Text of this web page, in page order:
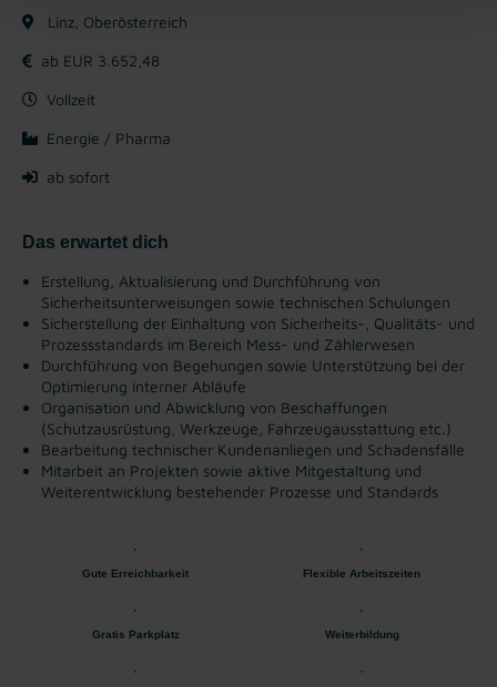
Linz, Oberösterreich
ab EUR 3.652,48
Vollzeit
Energie / Pharma
ab sofort
Das erwartet dich
Erstellung, Aktualisierung und Durchführung von
Sicherheitsunterweisungen sowie technischen Schulungen
Sicherstellung der Einhaltung von Sicherheits-, Qualitäts- und
Prozessstandards im Bereich Mess- und Zählerwesen
Durchführung von Begehungen sowie Unterstützung bei der
Optimierung interner Abläufe
Organisation und Abwicklung von Beschaffungen
(Schutzausrüstung, Werkzeuge, Fahrzeugausstattung etc.)
Bearbeitung technischer Kundenanliegen und Schadensfälle
Mitarbeit an Projekten sowie aktive Mitgestaltung und
Weiterentwicklung bestehender Prozesse und Standards
Gute Erreichbarkeit Flexible Arbeitszeiten
Gratis Parkplatz Weiterbildung